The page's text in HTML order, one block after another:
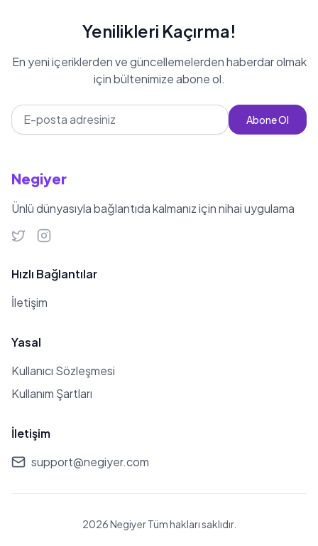
Yenilikleri Kaçırma!
En yeni içeriklerden ve güncellemelerden haberdar olmak
için bültenimize abone ol.
Abone Ol
Negiyer
Ünlü dünyasıyla bağlantıda kalmanız için nihai uygulama
Hızlı Bağlantılar
İletişim
Yasal
Kullanıcı Sözleşmesi
Kullanım Şartları
İletişim
support@negiyer.com
2026 Negiyer Tüm hakları saklıdır.